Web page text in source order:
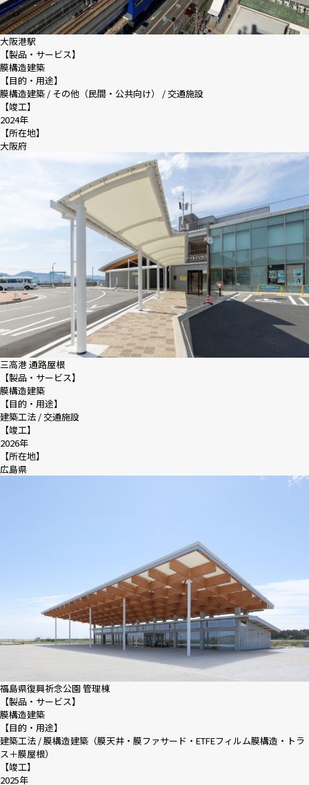
大阪港駅
【製品・サービス】
膜構造建築
【目的・用途】
膜構造建築 / その他（民間・公共向け） / 交通施設
【竣工】
2024年
【所在地】
大阪府
三高港 通路屋根
【製品・サービス】
膜構造建築
【目的・用途】
建築工法 / 交通施設
【竣工】
2026年
【所在地】
広島県
福島県復興祈念公園 管理棟
【製品・サービス】
膜構造建築
【目的・用途】
建築工法 / 膜構造建築（膜天井・膜ファサード・ETFEフィルム膜構造・トラ
ス＋膜屋根）
【竣工】
2025年